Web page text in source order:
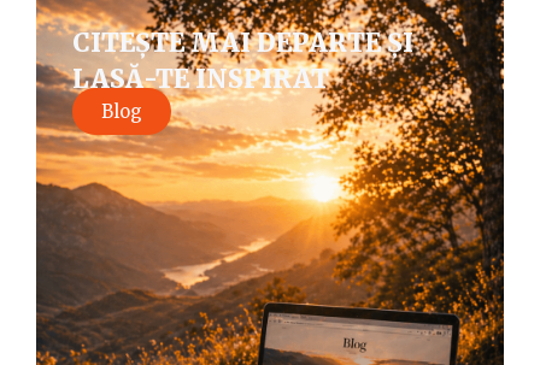
CITEȘTE MAI DEPARTE ȘI
LASĂ-TE INSPIRAT
Blog